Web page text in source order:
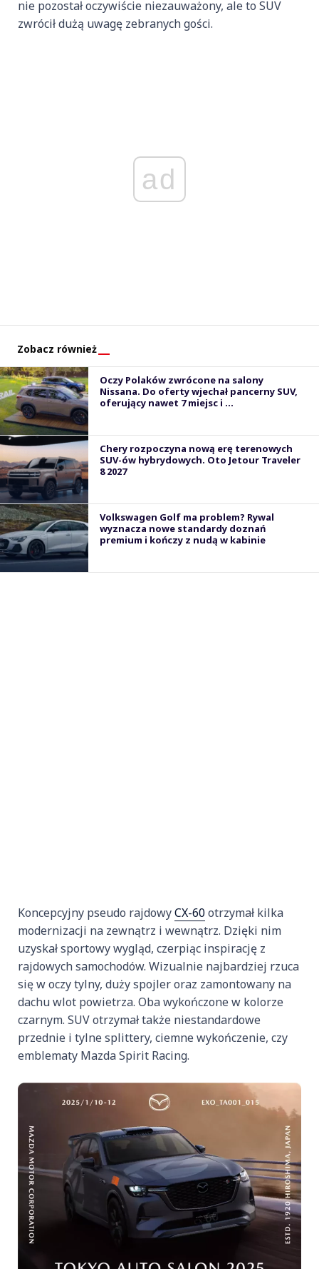
nie pozostał oczywiście niezauważony, ale to SUV
zwrócił dużą uwagę zebranych gości.
ad
Zobacz również
Oczy Polaków zwrócone na salony
Nissana. Do oferty wjechał pancerny SUV,
oferujący nawet 7 miejsc i ...
Chery rozpoczyna nową erę terenowych
SUV-ów hybrydowych. Oto Jetour Traveler
8 2027
Volkswagen Golf ma problem? Rywal
wyznacza nowe standardy doznań
premium i kończy z nudą w kabinie
Koncepcyjny pseudo rajdowyCX-60otrzymał kilka
modernizacji na zewnątrz i wewnątrz. Dzięki nim
uzyskał sportowy wygląd, czerpiąc inspirację z
rajdowych samochodów. Wizualnie najbardziej rzuca
się w oczy tylny, duży spojler oraz zamontowany na
dachu wlot powietrza. Oba wykończone w kolorze
czarnym. SUV otrzymał także niestandardowe
przednie i tylne splittery, ciemne wykończenie, czy
emblematy Mazda Spirit Racing.